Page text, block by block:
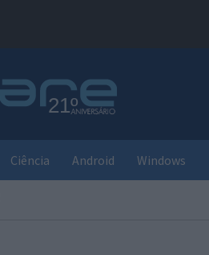
Ciência Android Windows